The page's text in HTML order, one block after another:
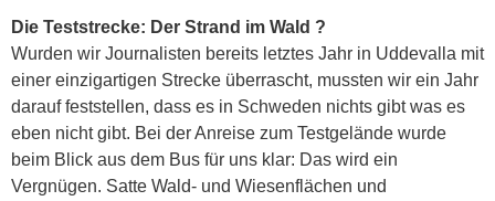
Die Teststrecke: Der Strand im Wald ?
Wurden wir Journalisten bereits letztes Jahr in Uddevalla mit
einer einzigartigen Strecke überrascht, mussten wir ein Jahr
darauf feststellen, dass es in Schweden nichts gibt was es
eben nicht gibt. Bei der Anreise zum Testgelände wurde
beim Blick aus dem Bus für uns klar: Das wird ein
Vergnügen. Satte Wald- und Wiesenflächen und